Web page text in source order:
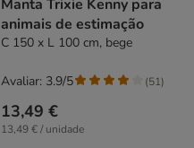
Manta Trixie Kenny para
animais de estimação
C 150 x L 100 cm, bege
13,49 €
13,49 € / unidade
Avaliar: 3.9/5 (51)